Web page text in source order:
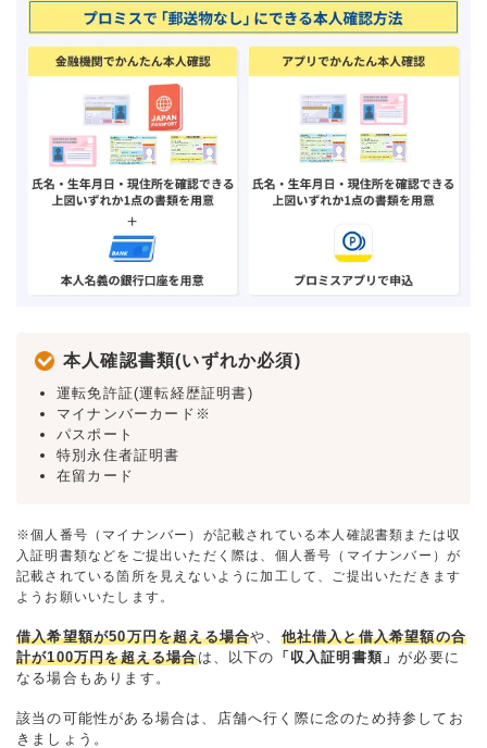
本人確認書類(いずれか必須)
運転免許証(運転経歴証明書)
マイナンバーカード※
パスポート
特別永住者証明書
在留カード
※個人番号（マイナンバー）が記載されている本人確認書類または収
入証明書類などをご提出いただく際は、個人番号（マイナンバー）が
記載されている箇所を見えないように加工して、ご提出いただきます
ようお願いいたします。
借入希望額が50万円を超える場合や、 他社借入と借入希望額の合
計が100万円を超える場合は、以下の 「収入証明書類」が必要に
なる場合もあります。
該当の可能性がある場合は、店舗へ行く際に念のため持参してお
きましょう。